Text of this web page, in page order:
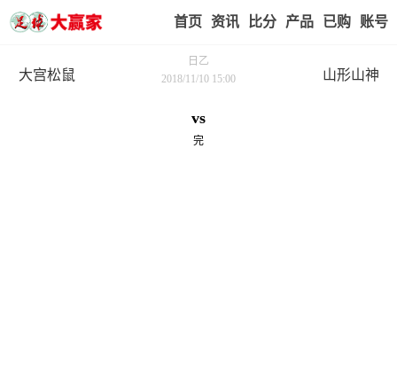
首页 赢家视点赛事比分实战版入口
我的
日乙
2018/11/10 15:00
vs
完
大宫松鼠 山形山神